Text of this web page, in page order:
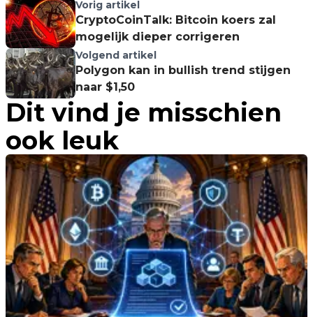
Vorig artikel
CryptoCoinTalk: Bitcoin koers zal
mogelijk dieper corrigeren
Volgend artikel
Polygon kan in bullish trend stijgen
naar $1,50
Dit vind je misschien
ook leuk